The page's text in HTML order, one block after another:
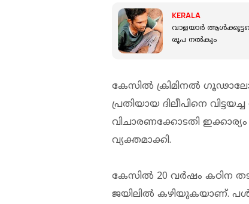
KERALA
വാളയാര്‍
രൂപ നല്‍കും
കേസിൽ ക്രിമിനൽ
പ്രതിയായ ദിലീപിനെ
വിചാരണക്കോടതി ഇക്കാര്യം
വ്യക്തമാക്കി.
കേസിൽ 20 വർഷം കഠിന
ജയിലിൽ കഴിയുകയാണ്.